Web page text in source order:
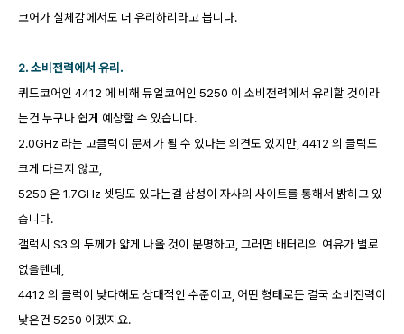
코어가 실체감에서도 더 유리하리라고 봅니다.
2. 소비전력에서 유리.
쿼드코어인 4412 에 비해 듀얼코어인 5250 이 소비전력에서 유리할 것이라
는건 누구나 쉽게 예상할 수 있습니다.
2.0GHz 라는 고클럭이 문제가 될 수 있다는 의견도 있지만, 4412 의 클럭도
크게 다르지 않고,
5250 은 1.7GHz 셋팅도 있다는걸 삼성이 자사의 사이트를 통해서 밝히고 있
습니다.
갤럭시 S3 의 두께가 얇게 나올 것이 분명하고, 그러면 배터리의 여유가 별로
없을텐데,
4412 의 클럭이 낮다해도 상대적인 수준이고, 어떤 형태로든 결국 소비전력이
낮은건 5250 이겠지요.